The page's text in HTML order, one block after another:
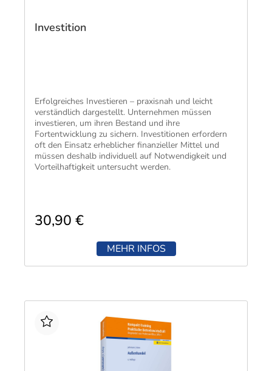
Investition
Erfolgreiches Investieren – praxisnah und leicht
verständlich dargestellt. Unternehmen müssen
investieren, um ihren Bestand und ihre
Fortentwicklung zu sichern. Investitionen erfordern
oft den Einsatz erheblicher finanzieller Mittel und
müssen deshalb individuell auf Notwendigkeit und
Vorteilhaftigkeit untersucht werden.
30,90 €
MEHR INFOS